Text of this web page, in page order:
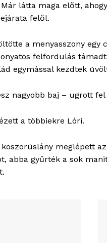
látta maga előtt,
felől.
a menyasszony
felfordulás
egymással kezdtek
nagyobb baj – ugrott fel
a többiekre Lóri.
meglépett
abba gyűrték a sok